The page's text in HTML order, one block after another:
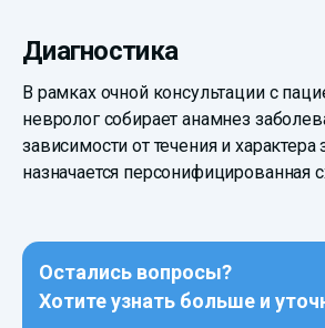
Диагностика
В рамках очной консультации с
невролог собирает анамнез
зависимости от течения и характера
назначается персонифицированная
Остались вопросы?
Хотите узнать больше и